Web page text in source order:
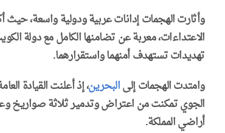
وأثارت الهجمات إدانات عربية ودولية واسعة، حيث
الاعتداءات، معربة عن تضامنها الكامل مع دولة
تهديدات تستهدف أمنهما واستقرارهما.
وامتدت الهجمات إلىالبحرين، إذ أعلنت القيادة
الجوي تمكنت من اعتراض وتدمير ثلاثة صواريخ
أراضي المملكة.